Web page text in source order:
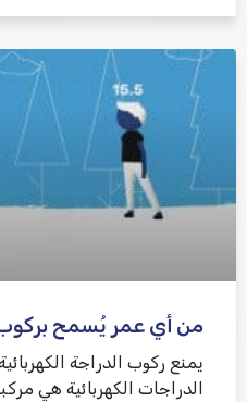
من أي عمر يُسمح بركوب
الدراجات الكهربائية هي